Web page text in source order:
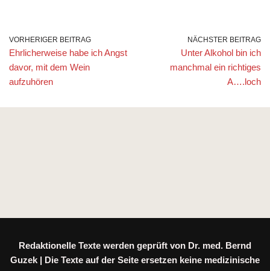
VORHERIGER BEITRAG
Ehrlicherweise habe ich Angst
davor, mit dem Wein
aufzuhören
NÄCHSTER BEITRAG
Unter Alkohol bin ich
manchmal ein richtiges
A….loch
Redaktionelle Texte werden geprüft von Dr. med. Bernd
Guzek | Die Texte auf der Seite ersetzen keine medizinische